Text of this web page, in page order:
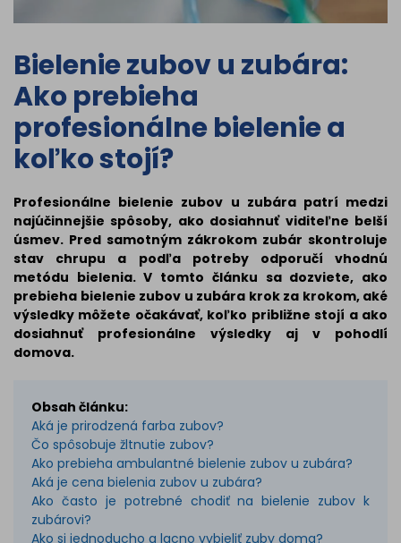
Bielenie zubov u zubára:
Ako prebieha
profesionálne bielenie a
koľko stojí?
Profesionálne bielenie zubov u zubára patrí medzi
najúčinnejšie spôsoby, ako dosiahnuť viditeľne belší
úsmev. Pred samotným zákrokom zubár skontroluje
stav chrupu a podľa potreby odporučí vhodnú
metódu bielenia. V tomto článku sa dozviete, ako
prebieha bielenie zubov u zubára krok za krokom, aké
výsledky môžete očakávať, koľko približne stojí a ako
dosiahnuť profesionálne výsledky aj v pohodlí
domova.
Obsah článku:
Aká je prirodzená farba zubov?
Čo spôsobuje žltnutie zubov?
Ako prebieha ambulantné bielenie zubov u zubára?
Aká je cena bielenia zubov u zubára?
Ako často je potrebné chodiť na bielenie zubov k
zubárovi?
Ako si jednoducho a lacno vybieliť zuby doma?